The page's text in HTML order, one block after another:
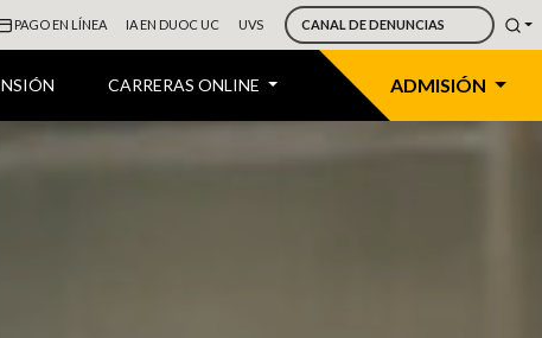
CARRERAS ONLINE ADMISIÓN
PAGO EN LÍNEA IA EN DUOC UC UVS CANAL DE DENUNCIAS